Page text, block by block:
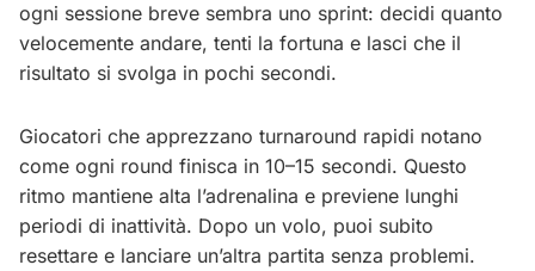
ogni sessione breve sembra uno sprint: decidi quanto
velocemente andare, tenti la fortuna e lasci che il
risultato si svolga in pochi secondi.
Giocatori che apprezzano turnaround rapidi notano
come ogni round finisca in 10–15 secondi. Questo
ritmo mantiene alta l’adrenalina e previene lunghi
periodi di inattività. Dopo un volo, puoi subito
resettare e lanciare un’altra partita senza problemi.